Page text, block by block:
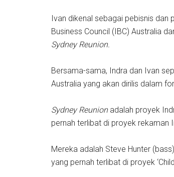
Ivan dikenal sebagai pebisnis
Business Council (IBC) Australia
Sydney Reunion.
Bersama-sama, Indra dan Ivan
Australia yang akan dirilis dalam
Sydney Reunionadalah proyek
pernah terlibat di proyek rekaman
Mereka adalah Steve Hunter
yang pernah terlibat di proyek